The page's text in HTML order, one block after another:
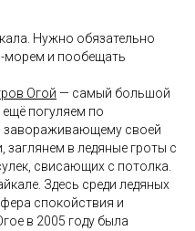
Нужно обязательно
морем и пообещать
Огой — самый большой
погуляем по
завораживающему своей
заглянем в ледяные гроты с
свисающих с потолка.
Здесь среди ледяных
спокойствия и
в 2005 году была